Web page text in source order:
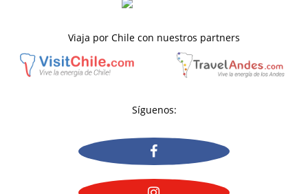
Viaja por Chile con nuestros partners
Síguenos: